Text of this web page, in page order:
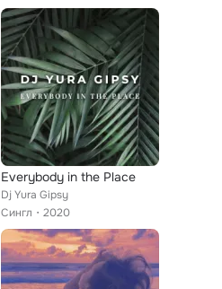
Everybody in the Place
Dj Yura Gipsy
Сингл
2020